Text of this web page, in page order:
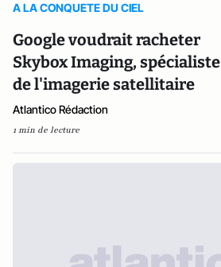
A LA CONQUETE DU CIEL
Google voudrait racheter
Skybox Imaging, spécialiste
de l'imagerie satellitaire
Atlantico Rédaction
1 min de lecture